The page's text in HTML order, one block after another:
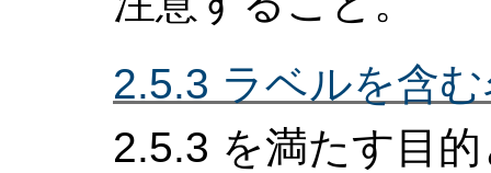
2.5.3 ラベルを含
2.5.3 を満たす目